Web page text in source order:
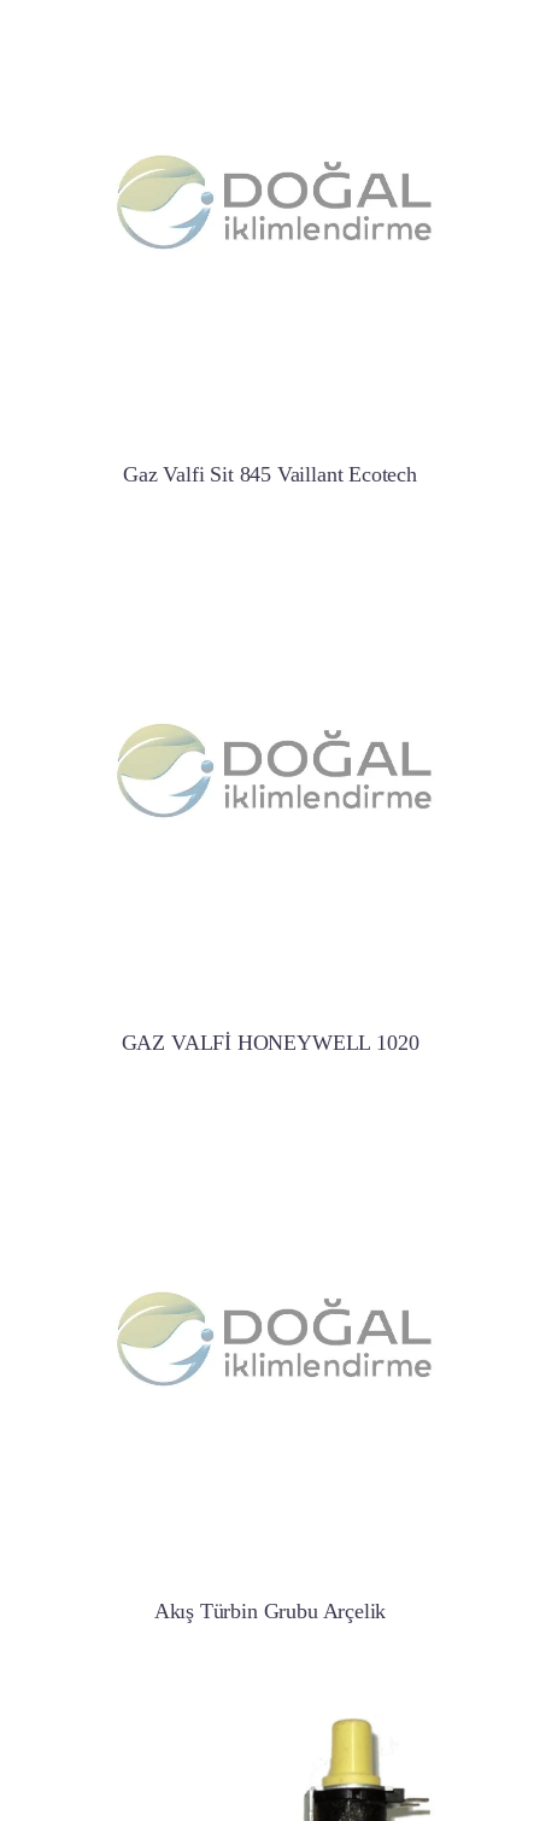
Gaz Valfi Sit 845 Vaillant Ecotech
GAZ VALFİ HONEYWELL 1020
Akış Türbin Grubu Arçelik